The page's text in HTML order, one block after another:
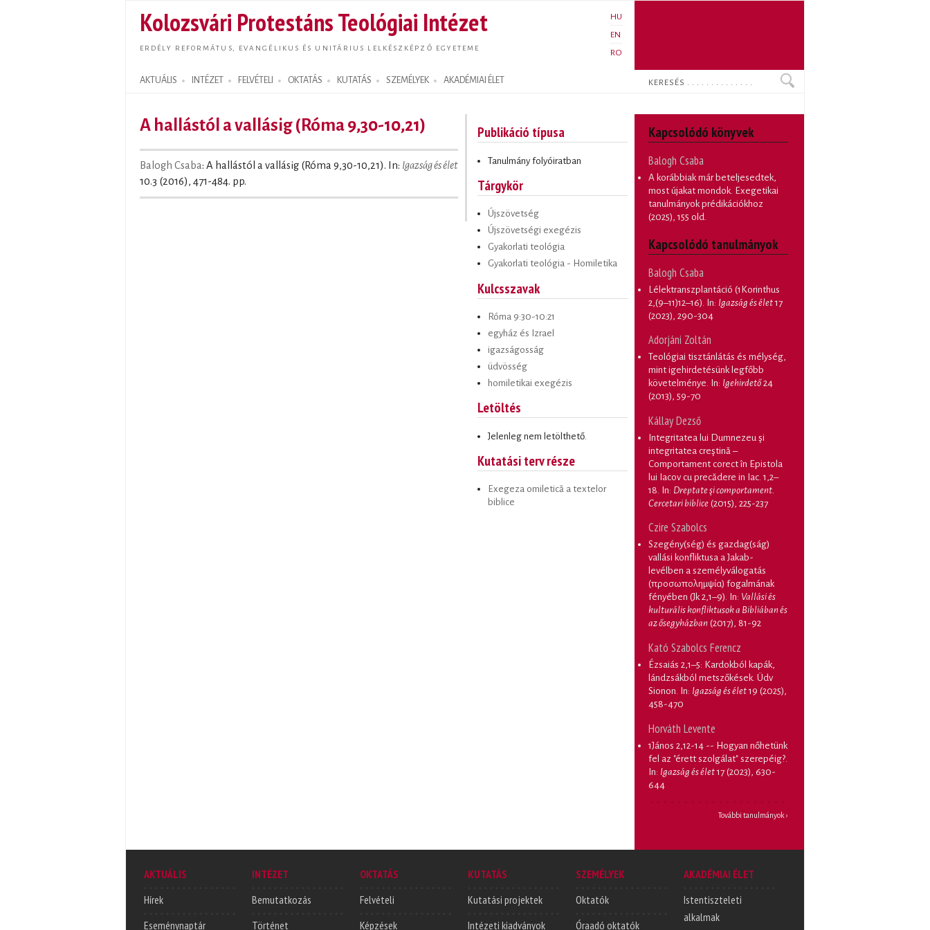
tartalomra
Kolozsvári Protestáns Teológiai Intézet
ERDÉLY REFORMÁTUS, EVANGÉLIKUS ÉS UNITÁRIUS LELKÉSZKÉPZŐ EGYETEME
HU
EN
RO
AKTUÁLIS INTÉZET FELVÉTELI OKTATÁS KUTATÁS SZEMÉLYEK AKADÉMIAI ÉLET
Search form
Keresés
A hallástól a vallásig (Róma 9,30-10,21)
Balogh Csaba: A hallástól a vallásig (Róma 9,30-10,21). In: Igazság és élet
10.3 (2016), 471-484. pp.
Publikáció típusa
Tanulmány folyóiratban
Tárgykör
Újszövetség
Újszövetségi exegézis
Gyakorlati teológia
Gyakorlati teológia - Homiletika
Kulcsszavak
Róma 9:30-10:21
egyház és Izrael
igazságosság
üdvösség
homiletikai exegézis
Letöltés
Jelenleg nem letölthető.
Kutatási terv része
Exegeza omiletică a textelor
biblice
Kapcsolódó könyvek
Balogh Csaba
A korábbiak már beteljesedtek,
most újakat mondok. Exegetikai
tanulmányok prédikációkhoz
(2025), 155 old.
Kapcsolódó tanulmányok
Balogh Csaba
Lélektranszplantáció (1Korinthus
2,(9–11)12–16) . In: Igazság és élet17
(2023), 290-304
Adorjáni Zoltán
Teológiai tisztánlátás és mélység,
mint igehirdetésünk legfőbb
követelménye. In: Igehirdető24
(2013), 59-70
Kállay Dezső
Integritatea lui Dumnezeu şi
integritatea creştină –
Comportament corect în Epistola
lui Iacov cu precădere in Iac. 1,2–
18 . In: Dreptate şi comportament.
Cercetari biblice (2015), 225-237
Czire Szabolcs
Szegény(ség) és gazdag(ság)
vallási konfliktusa a Jakab-
levélben a személyválogatás
(προσωπολημψία) fogalmának
fényében (Jk 2,1–9). In: Vallási és
kulturális konfliktusok a Bibliában és
az ősegyházban (2017), 81-92
Kató Szabolcs Ferencz
Ézsaiás 2,1–5: Kardokból kapák,
lándzsákból metszőkések. Üdv
Sionon. In: Igazság és élet19 (2025),
458-470
Horváth Levente
1János 2,12-14 -- Hogyan nőhetünk
fel az "érett szolgálat" szerepéig?
In: Igazság és élet17 (2023), 630-
644
További tanulmányok ›
AKTUÁLIS
Hírek
Eseménynaptár
INTÉZET
Bemutatkozás
Történet
OKTATÁS
Felvételi
Képzések
KUTATÁS
Kutatási projektek
Intézeti kiadványok
SZEMÉLYEK
Oktatók
Óraadó oktatók
AKADÉMIAI ÉLET
Istentiszteleti
alkalmak